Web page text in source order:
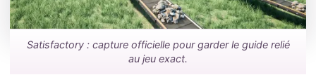
Satisfactory : capture officielle pour garder le guide relié
au jeu exact.